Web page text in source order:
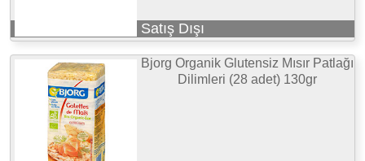
Satış Dışı
Bjorg Organik Glutensiz Mısır Patlağı
Dilimleri (28 adet) 130gr